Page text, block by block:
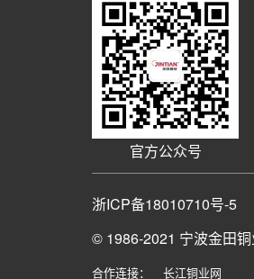
官方公众号
浙ICP备18010710号-5
© 1986-2021 宁波金田
合作连接： 长江铜业网